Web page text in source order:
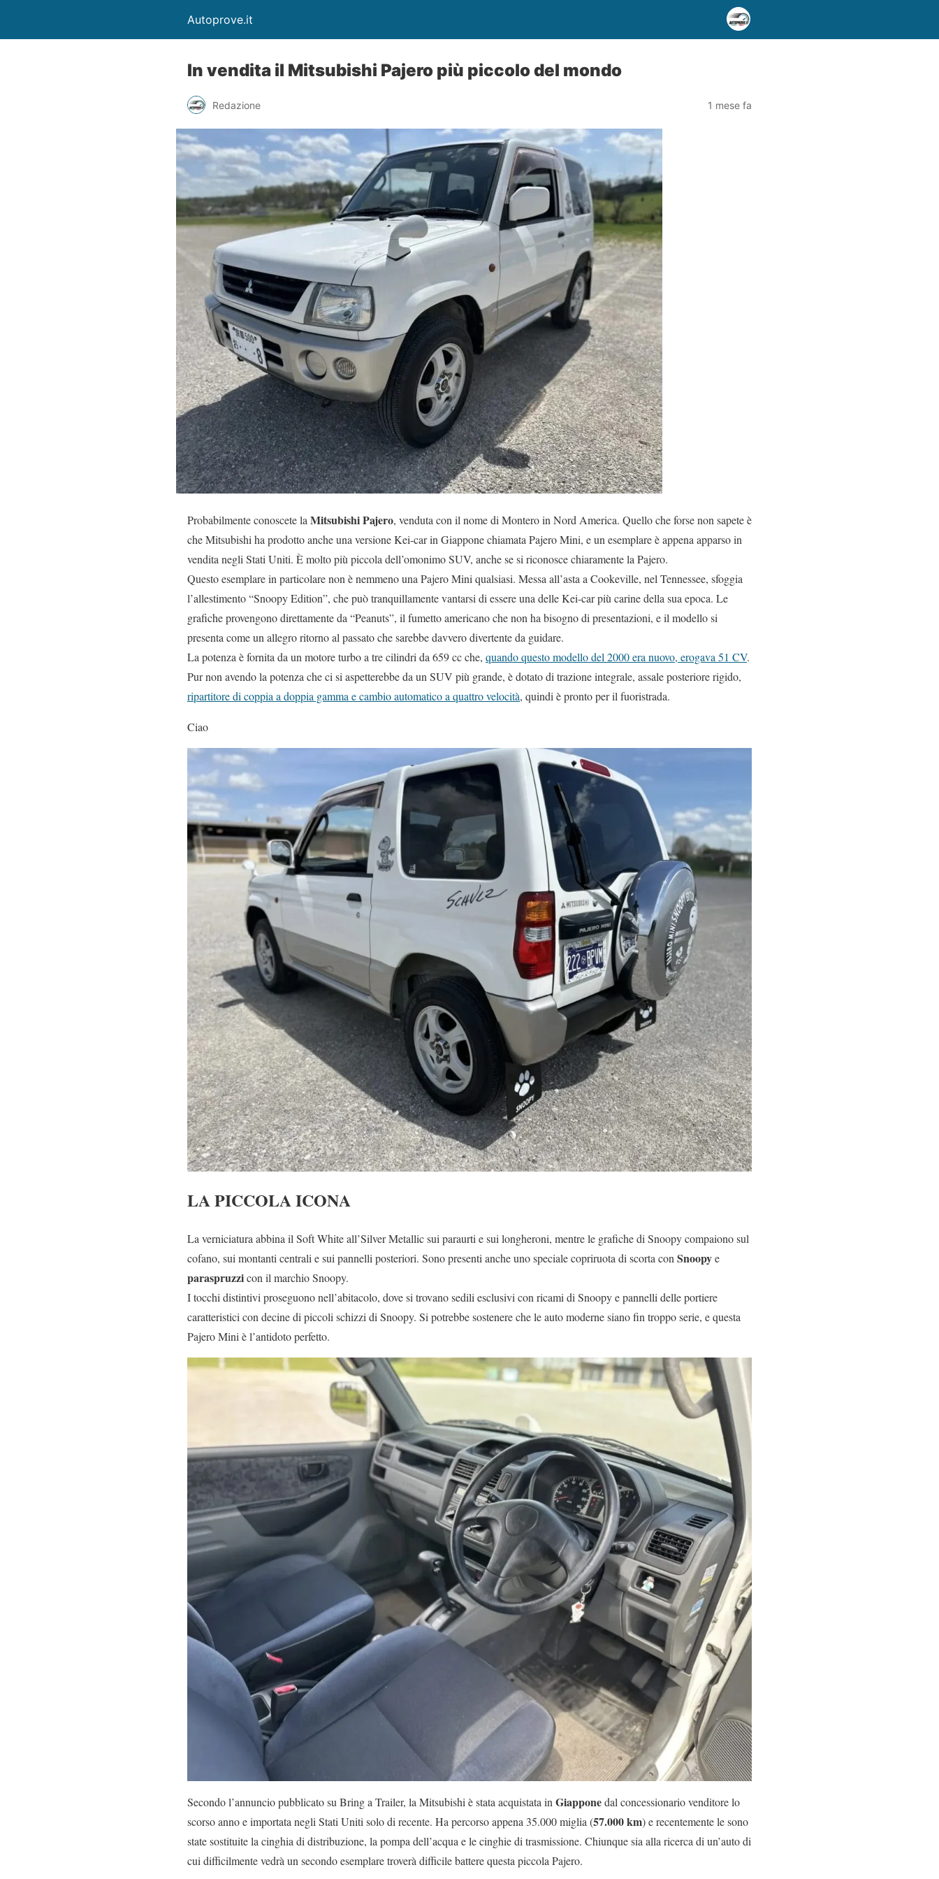
Autoprove.it
In vendita il Mitsubishi Pajero più piccolo del mondo
Redazione 1 mese fa
Probabilmente conoscete la Mitsubishi Pajero, venduta con il nome di Montero in Nord America. Quello che forse non sapete è
che Mitsubishi ha prodotto anche una versione Kei-car in Giappone chiamata Pajero Mini, e un esemplare è appena apparso in
vendita negli Stati Uniti. È molto più piccola dell’omonimo SUV, anche se si riconosce chiaramente la Pajero.
Questo esemplare in particolare non è nemmeno una Pajero Mini qualsiasi. Messa all’asta a Cookeville, nel Tennessee, sfoggia
l’allestimento “Snoopy Edition”, che può tranquillamente vantarsi di essere una delle Kei-car più carine della sua epoca. Le
grafiche provengono direttamente da “Peanuts”, il fumetto americano che non ha bisogno di presentazioni, e il modello si
presenta come un allegro ritorno al passato che sarebbe davvero divertente da guidare.
La potenza è fornita da un motore turbo a tre cilindri da 659 cc che, quando questo modello del 2000 era nuovo, erogava 51 CV.
Pur non avendo la potenza che ci si aspetterebbe da un SUV più grande, è dotato di trazione integrale, assale posteriore rigido,
ripartitore di coppia a doppia gamma e cambio automatico a quattro velocità, quindi è pronto per il fuoristrada.
Ciao
LA PICCOLA ICONA
La verniciatura abbina il Soft White all’Silver Metallic sui paraurti e sui longheroni, mentre le grafiche di Snoopy compaiono sul
cofano, sui montanti centrali e sui pannelli posteriori. Sono presenti anche uno speciale copriruota di scorta con Snoopye
paraspruzzicon il marchio Snoopy.
I tocchi distintivi proseguono nell’abitacolo, dove si trovano sedili esclusivi con ricami di Snoopy e pannelli delle portiere
caratteristici con decine di piccoli schizzi di Snoopy. Si potrebbe sostenere che le auto moderne siano fin troppo serie, e questa
Pajero Mini è l’antidoto perfetto.
Secondo l’annuncio pubblicato su Bring a Trailer, la Mitsubishi è stata acquistata in Giapponedal concessionario venditore lo
scorso anno e importata negli Stati Uniti solo di recente. Ha percorso appena 35.000 miglia (57.000 km) e recentemente le sono
state sostituite la cinghia di distribuzione, la pompa dell’acqua e le cinghie di trasmissione. Chiunque sia alla ricerca di un’auto di
cui difficilmente vedrà un secondo esemplare troverà difficile battere questa piccola Pajero.